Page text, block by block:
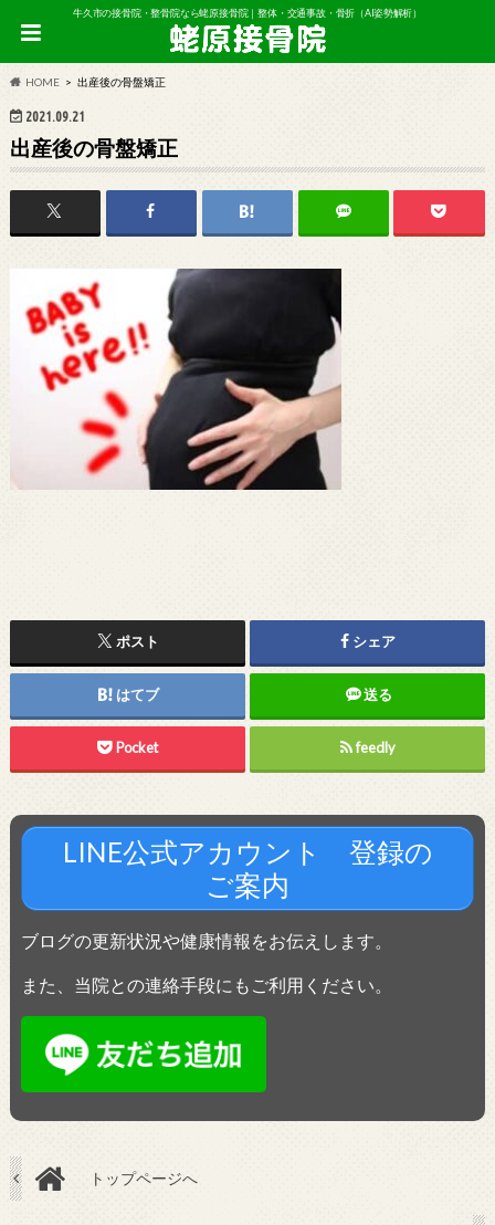
牛久市の接骨院・整骨院なら蛯原接骨院｜整体・交通事故・骨折（AI姿勢解析）
HOME 出産後の骨盤矯正
2021.09.21
出産後の骨盤矯正
ポスト シェア
はてブ 送る
Pocket feedly
LINE公式アカウント 登録の
ご案内
ブログの更新状況や健康情報をお伝えします。
また、当院との連絡手段にもご利用ください。
トップページへ